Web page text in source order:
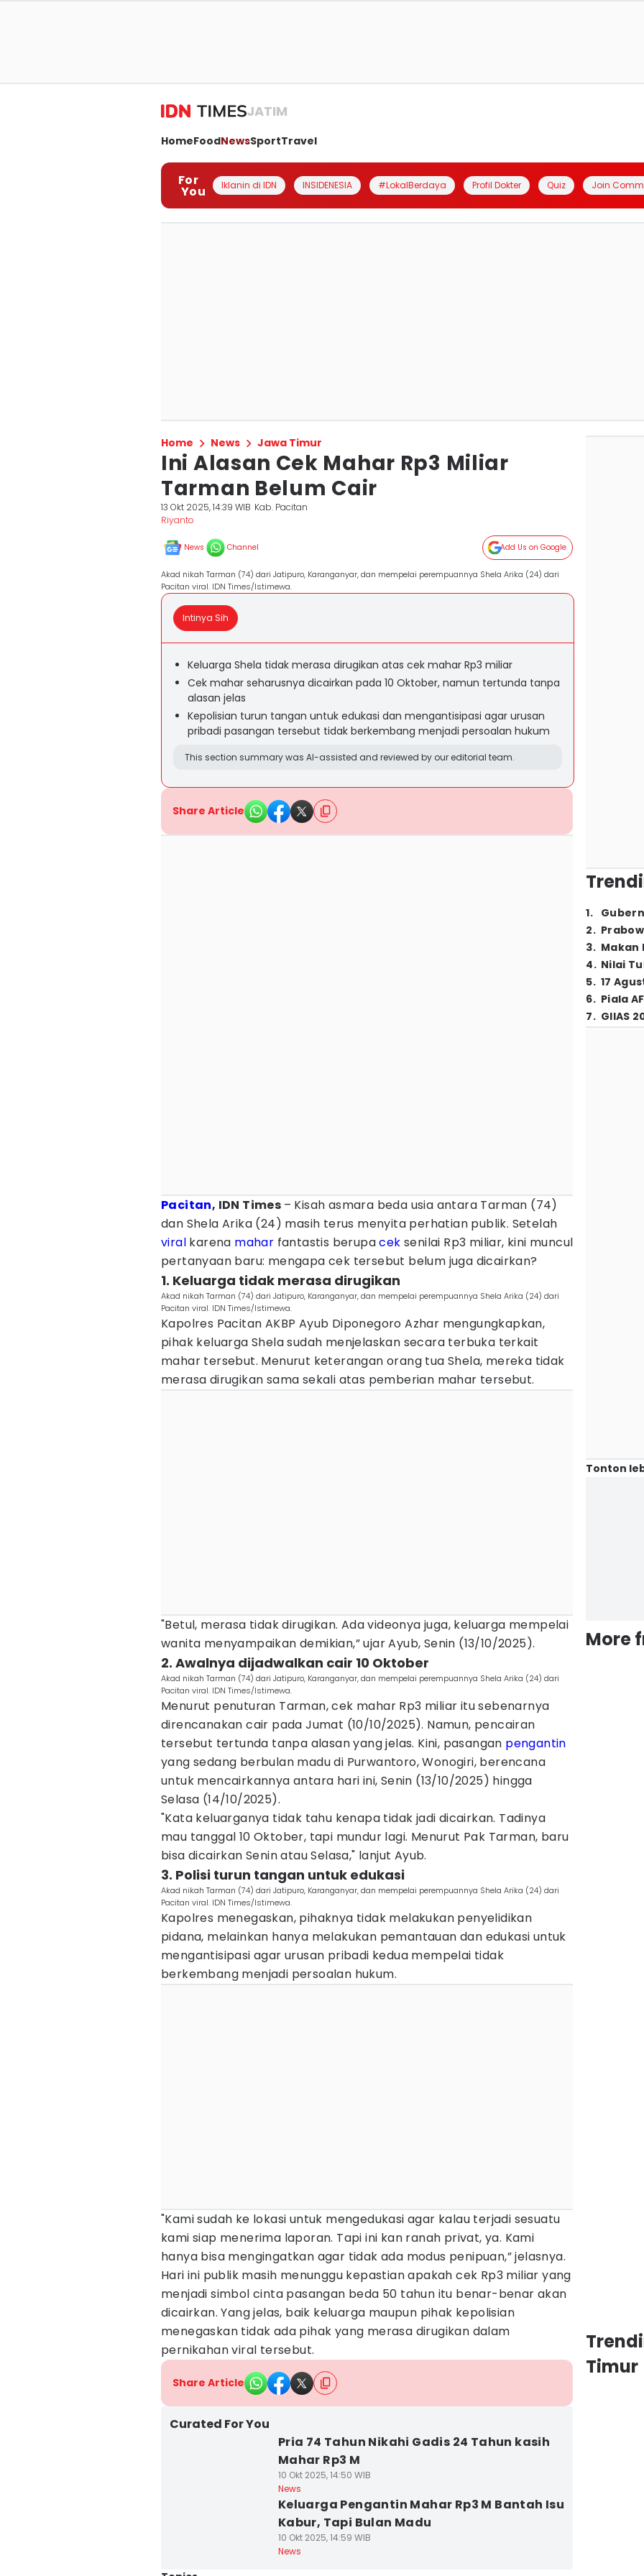
JATIM
HomeFoodNewsSportTravel
For
You Iklanin di IDN INSIDENESIA #LokalBerdaya Profil Dokter Quiz Join
Home News Jawa Timur
Ini Alasan Cek Mahar Rp3 Miliar
Tarman Belum Cair
13 Okt 2025, 14:39 WIB Kab. Pacitan
Riyanto
News Channel Add Us on Google
Akad nikah Tarman (74) dari Jatipuro, Karanganyar, dan mempelai perempuannya Shela Arika (24) dari
Pacitan viral. IDN Times/Istimewa.
Intinya Sih
Keluarga Shela tidak merasa dirugikan atas cek mahar Rp3 miliar
Cek mahar seharusnya dicairkan pada 10 Oktober, namun tertunda tanpa
alasan jelas
Kepolisian turun tangan untuk edukasi dan mengantisipasi agar urusan
pribadi pasangan tersebut tidak berkembang menjadi persoalan hukum
This section summary was AI-assisted and reviewed by our editorial team.
Share Article
Pacitan, IDN Times – Kisah asmara beda usia antara Tarman (74)
dan Shela Arika (24) masih terus menyita perhatian publik. Setelah
viral karena mahar fantastis berupacek senilai Rp3 miliar, kini muncul
pertanyaan baru: mengapa cek tersebut belum juga dicairkan?
1. Keluarga tidak merasa dirugikan
Akad nikah Tarman (74) dari Jatipuro, Karanganyar, dan mempelai perempuannya Shela Arika (24) dari
Pacitan viral. IDN Times/Istimewa.
Kapolres Pacitan AKBP Ayub Diponegoro Azhar mengungkapkan,
pihak keluarga Shela sudah menjelaskan secara terbuka terkait
mahar tersebut. Menurut keterangan orang tua Shela, mereka tidak
merasa dirugikan sama sekali atas pemberian mahar tersebut.
"Betul, merasa tidak dirugikan. Ada videonya juga, keluarga mempelai
wanita menyampaikan demikian,” ujar Ayub, Senin (13/10/2025).
2. Awalnya dijadwalkan cair 10 Oktober
Akad nikah Tarman (74) dari Jatipuro, Karanganyar, dan mempelai perempuannya Shela Arika (24) dari
Pacitan viral. IDN Times/Istimewa.
Menurut penuturan Tarman, cek mahar Rp3 miliar itu sebenarnya
direncanakan cair pada Jumat (10/10/2025). Namun, pencairan
tersebut tertunda tanpa alasan yang jelas. Kini, pasangan pengantin
yang sedang berbulan madu di Purwantoro, Wonogiri, berencana
untuk mencairkannya antara hari ini, Senin (13/10/2025) hingga
Selasa (14/10/2025).
"Kata keluarganya tidak tahu kenapa tidak jadi dicairkan. Tadinya
mau tanggal 10 Oktober, tapi mundur lagi. Menurut Pak Tarman, baru
bisa dicairkan Senin atau Selasa," lanjut Ayub.
3. Polisi turun tangan untuk edukasi
Akad nikah Tarman (74) dari Jatipuro, Karanganyar, dan mempelai perempuannya Shela Arika (24) dari
Pacitan viral. IDN Times/Istimewa.
Kapolres menegaskan, pihaknya tidak melakukan penyelidikan
pidana, melainkan hanya melakukan pemantauan dan edukasi untuk
mengantisipasi agar urusan pribadi kedua mempelai tidak
berkembang menjadi persoalan hukum.
"Kami sudah ke lokasi untuk mengedukasi agar kalau terjadi sesuatu
kami siap menerima laporan. Tapi ini kan ranah privat, ya. Kami
hanya bisa mengingatkan agar tidak ada modus penipuan,” jelasnya.
Hari ini publik masih menunggu kepastian apakah cek Rp3 miliar yang
menjadi simbol cinta pasangan beda 50 tahun itu benar-benar akan
dicairkan. Yang jelas, baik keluarga maupun pihak kepolisian
menegaskan tidak ada pihak yang merasa dirugikan dalam
pernikahan viral tersebut.
Share Article
Curated For You
Pria 74 Tahun Nikahi Gadis 24 Tahun kasih
Mahar Rp3 M
10 Okt 2025, 14:50 WIB
News
Keluarga Pengantin Mahar Rp3 M Bantah Isu
Kabur, Tapi Bulan Madu
10 Okt 2025, 14:59 WIB
News
1.
2.
3. Makan
4. Nilai
5. 17
6. Piala
7. GIIAS
Tonton
More
Timur